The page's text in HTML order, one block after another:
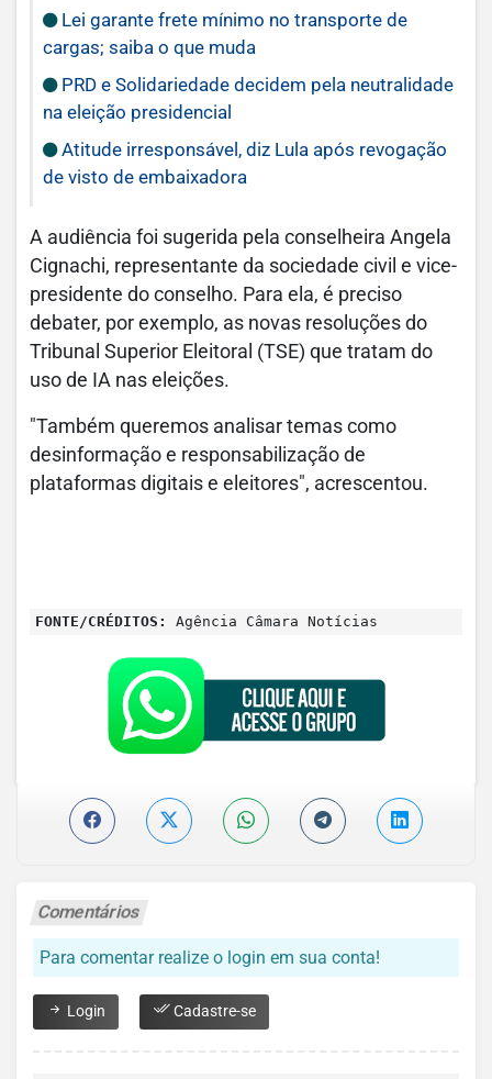
Lei garante frete mínimo no transporte de
cargas; saiba o que muda
PRD e Solidariedade decidem pela neutralidade
na eleição presidencial
Atitude irresponsável, diz Lula após revogação
de visto de embaixadora
A audiência foi sugerida pela conselheira Angela
Cignachi, representante da sociedade civil e vice-
presidente do conselho. Para ela, é preciso
debater, por exemplo, as novas resoluções do
Tribunal Superior Eleitoral (TSE) que tratam do
uso de IA nas eleições.
"Também queremos analisar temas como
desinformação e responsabilização de
plataformas digitais e eleitores", acrescentou.
FONTE/CRÉDITOS: Agência Câmara Notícias
Comentários
Para comentar realize o login em sua conta!
Login Cadastre-se